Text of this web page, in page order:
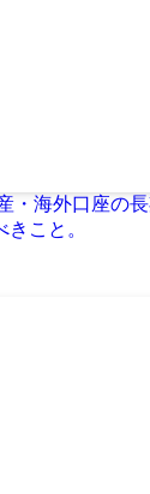
・海外口座の
こと。